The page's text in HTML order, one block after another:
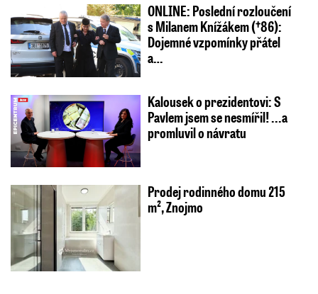
ONLINE: Poslední rozloučení
s Milanem Knížákem (†86):
Dojemné vzpomínky přátel
a…
Kalousek o prezidentovi: S
Pavlem jsem se nesmířil! ...a
promluvil o návratu
Prodej rodinného domu 215
m², Znojmo